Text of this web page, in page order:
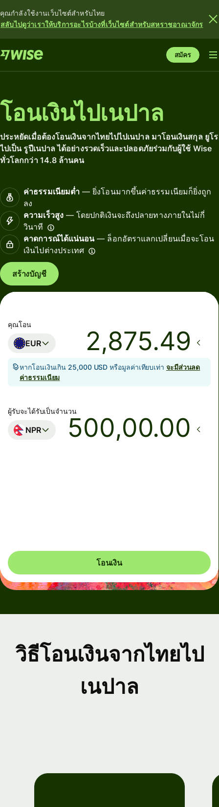
คุณกำลังใช้งานเว็บไซต์สำหรับไทย
สลับไปดูว่าเราให้บริการอะไรบ้างที่เว็บไซต์สำหรับสหราชอาณาจักร
สมัคร
โอนเงินไปเนปาล
ประหยัดเมื่อต้องโอนเงินจากไทยไปไปเนปาล มาโอนเงินสกุล ยูโร
ไปเป็น รูปีเนปาล ได้อย่างรวดเร็วและปลอดภัยร่วมกับผู้ใช้ Wise
ทั่วโลกกว่า 14.8 ล้านคน
ค่าธรรมเนียมต่ำ — ยิ่งโอนมากขึ้นค่าธรรมเนียมก็ยิ่งถูก
ลง
ความเร็วสูง— โดยปกติเงินจะถึงปลายทางภายในไม่กี่
วินาที
คาดการณ์ได้แน่นอน— ล็อกอัตราแลกเปลี่ยนเมื่อจะโอน
เงินไปต่างประเทศ
สร้างบัญชี
คุณโอน
EUR
หากโอนเงินเกิน 25,000 USD หรือมูลค่าเทียบเท่า จะมีส่วนลด
ค่าธรรมเนียม
ผู้รับจะได้รับเป็นจำนวน
NPR .00
โอนเงิน
วิธีโอนเงินจากไทยไป
เนปาล